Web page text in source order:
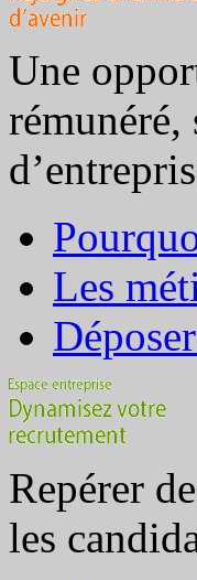
Une
rémunéré,
Les
Repérer
les